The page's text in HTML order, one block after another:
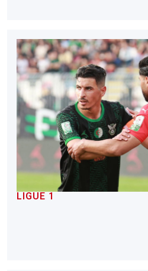
LIGUE 1